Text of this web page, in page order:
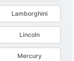
Lamborghini
Lincoln
Mercury